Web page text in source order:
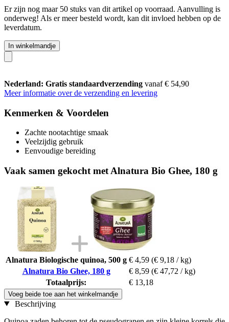
Er zijn nog maar 50 stuks van dit artikel op voorraad. Aanvulling is
onderweg! Als er meer besteld wordt, kan dit invloed hebben op de
leverdatum.
In winkelmandje
Nederland: Gratis standaardverzending vanaf € 54,90
Meer informatie over de verzending en levering
Kenmerken & Voordelen
Zachte nootachtige smaak
Veelzijdig gebruik
Eenvoudige bereiding
Vaak samen gekocht met Alnatura Bio Ghee, 180 g
Alnatura Biologische quinoa, 500 g € 4,59 (€ 9,18 / kg)
Alnatura Bio Ghee, 180 g
€ 8,59 (€ 47,72 / kg)
Totaalprijs:
€ 13,18
Voeg beide toe aan het winkelmandje
Beschrijving